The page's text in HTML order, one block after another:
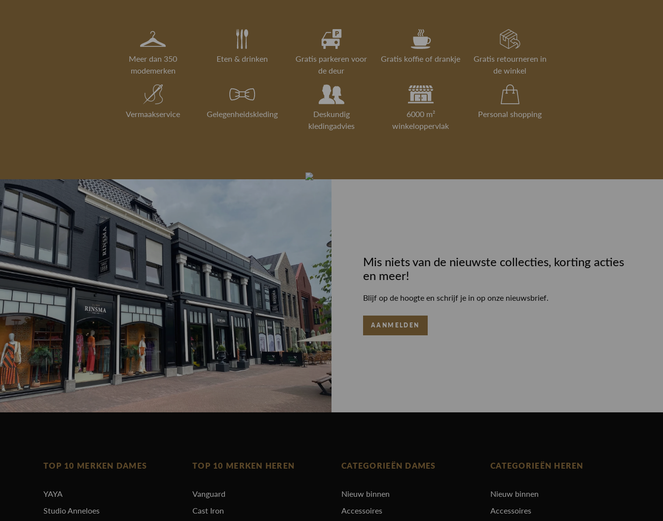
Meer dan 350
modemerken
Eten & drinken
Gratis parkeren voor
de deur
Gratis koffie of drankje
Gratis retourneren in
de winkel
Vermaakservice Gelegenheidskleding
Deskundig
kledingadvies
6000 m²
winkeloppervlak
Personal shopping
Mis niets van de nieuwste collecties, korting acties
en meer!
Blijf op de hoogte en schrijf je in op onze nieuwsbrief.
AANMELDEN
TOP 10 MERKEN DAMES
YAYA
Studio Anneloes
TOP 10 MERKEN HEREN
Vanguard
Cast Iron
CATEGORIEËN DAMES
Nieuw binnen
Accessoires
CATEGORIEËN HEREN
Nieuw binnen
Accessoires